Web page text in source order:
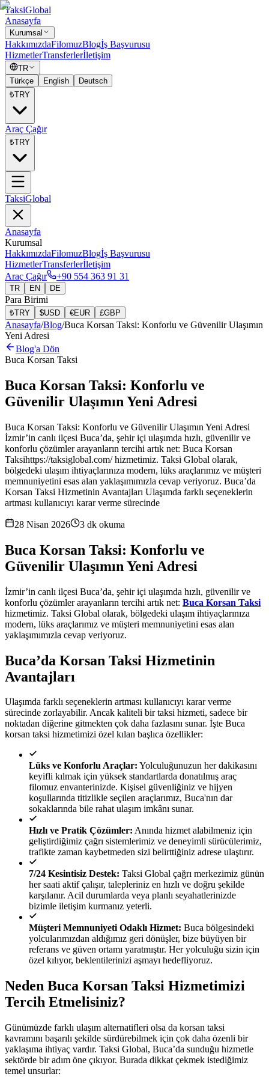
TaksiGlobal
Anasayfa
Kurumsal
HakkımızdaFilomuzBlogİş Başvurusu
HizmetlerTransferlerİletişim
TR
Türkçe
English
Deutsch
₺TRY
Araç Çağır
₺TRY
TaksiGlobal
Anasayfa
Kurumsal
HakkımızdaFilomuzBlogİş Başvurusu
HizmetlerTransferlerİletişim
Araç Çağır
+90 554 363 91 31
TR EN DE
Para Birimi
₺TRY $USD €EUR £GBP
Anasayfa/Blog/Buca Korsan Taksi: Konforlu ve Güvenilir Ulaşımın
Yeni Adresi
Blog'a Dön
Buca Korsan Taksi
Buca Korsan Taksi: Konforlu ve
Güvenilir Ulaşımın Yeni Adresi
Buca Korsan Taksi: Konforlu ve Güvenilir Ulaşımın Yeni Adresi
İzmir’in canlı ilçesi Buca’da, şehir içi ulaşımda hızlı, güvenilir ve
konforlu çözümler arayanların tercihi artık net: Buca Korsan
Taksihttps://taksiglobal.com/ hizmetimiz. Taksi Global olarak,
bölgedeki ulaşım ihtiyaçlarınıza modern, lüks araçlarımız ve müşteri
memnuniyetini esas alan yaklaşımımızla cevap veriyoruz. Buca’da
Korsan Taksi Hizmetinin Avantajları Ulaşımda farklı seçeneklerin
artması kullanıcıyı karar verme sürecinde
28 Nisan 2026 3 dk okuma
Buca Korsan Taksi: Konforlu ve
Güvenilir Ulaşımın Yeni Adresi
İzmir’in canlı ilçesi Buca’da, şehir içi ulaşımda hızlı, güvenilir ve
konforlu çözümler arayanların tercihi artık net: Buca Korsan Taksi
hizmetimiz. Taksi Global olarak, bölgedeki ulaşım ihtiyaçlarınıza
modern, lüks araçlarımız ve müşteri memnuniyetini esas alan
yaklaşımımızla cevap veriyoruz.
Buca’da Korsan Taksi Hizmetinin
Avantajları
Ulaşımda farklı seçeneklerin artması kullanıcıyı karar verme
sürecinde zorlayabilir. Ancak kaliteli bir taksi hizmeti, sadece bir
noktadan diğerine gitmekten çok daha fazlasını sunar. İşte Buca
korsan taksi hizmetimizi özel kılan başlıca özellikler:
Lüks ve Konforlu Araçlar: Yolculuğunuzun her dakikasını
keyifli kılmak için yüksek standartlarda donatılmış araç
filomuz envanterinizde. Kişisel güvenliğiniz ve hijyen
koşullarında titizlikle seçilen araçlarımız, Buca'nın dar
sokaklarında bile rahat ulaşım imkânı sunar.
Hızlı ve Pratik Çözümler: Anında hizmet alabilmeniz için
geliştirdiğimiz çağrı sistemlerimiz ve deneyimli sürücülerimiz,
trafikte zaman kaybetmeden sizi belirttiğiniz adrese ulaştırır.
7/24 Kesintisiz Destek: Taksi Global çağrı merkezimiz günün
her saati aktif çalışır, talepleriniz en hızlı ve doğru şekilde
karşılanır. Acil durumlarda veya planlı seyahatlerinizde
bizimle iletişim kurmanız yeterli.
Müşteri Memnuniyeti Odaklı Hizmet: Buca bölgesindeki
yolcularımızdan aldığımız geri dönüşler, bize büyüyen bir
referans ve güven ortamı yaratmıştır. Her yolculuğu sizin için
özel kılıyor, beklentilerinizi aşmayı hedefliyoruz.
Neden Buca Korsan Taksi Hizmetimizi
Tercih Etmelisiniz?
Günümüzde farklı ulaşım alternatifleri olsa da korsan taksi
kavramını başarılı şekilde sürdürebilmek için çok daha özenli bir
yaklaşıma ihtiyaç vardır. Taksi Global, Buca’da sunduğu hizmetle
sektörde bir adım öne çıkıyor. Burada dikkat çekmek istediğimiz
temel unsurlar: